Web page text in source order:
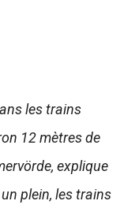
les trains
12 mètres de
explique
plein, les trains